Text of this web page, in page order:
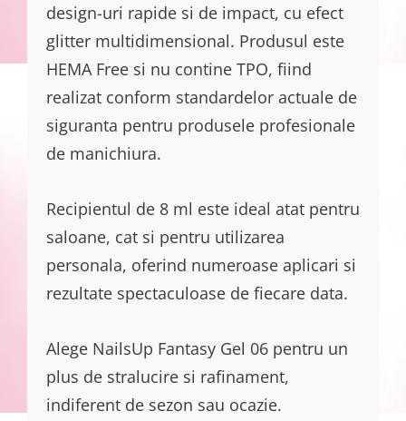
design-uri rapide si de impact, cu efect
glitter multidimensional. Produsul este
HEMA Free si nu contine TPO, fiind
realizat conform standardelor actuale de
siguranta pentru produsele profesionale
de manichiura.
Recipientul de 8 ml este ideal atat pentru
saloane, cat si pentru utilizarea
personala, oferind numeroase aplicari si
rezultate spectaculoase de fiecare data.
Alege NailsUp Fantasy Gel 06 pentru un
plus de stralucire si rafinament,
indiferent de sezon sau ocazie.